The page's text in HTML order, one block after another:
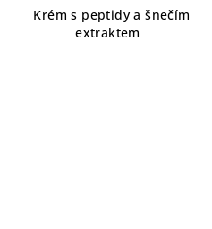
Krém s peptidy a šnečím
extraktem